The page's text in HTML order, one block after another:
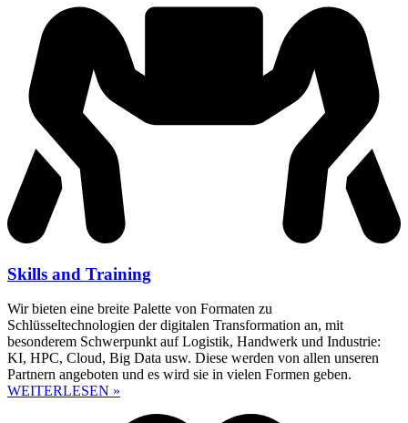
Skills and Training
Wir bieten eine breite Palette von Formaten zu
Schlüsseltechnologien der digitalen Transformation an, mit
besonderem Schwerpunkt auf Logistik, Handwerk und Industrie:
KI, HPC, Cloud, Big Data usw. Diese werden von allen unseren
Partnern angeboten und es wird sie in vielen Formen geben.
WEITERLESEN »